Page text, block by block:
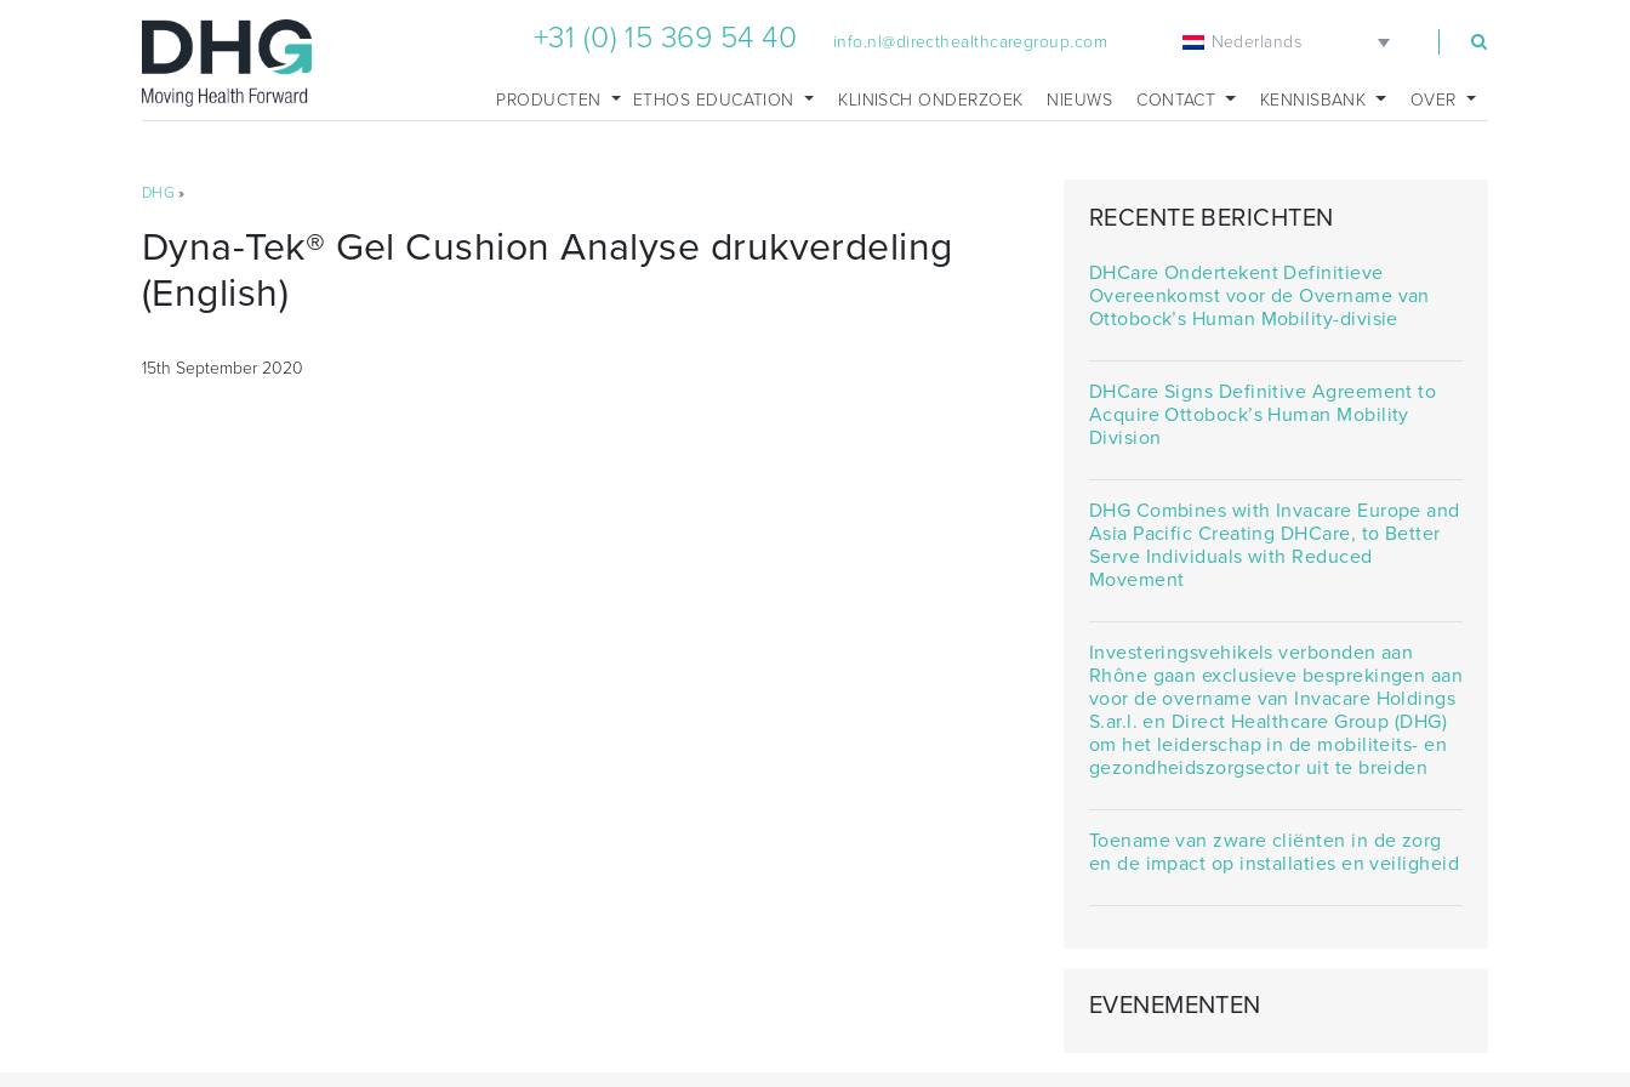
+31 (0) 15 369 54 40 info.nl@directhealthcaregroup.com Nederlands
PRODUCTEN ETHOS EDUCATION KLINISCH ONDERZOEK NIEUWS CONTACT KENNISBANK OVER
DHG »
Dyna-Tek® Gel Cushion Analyse drukverdeling
(English)
15th September 2020
RECENTE BERICHTEN
DHCare Ondertekent Definitieve
Overeenkomst voor de Overname van
Ottobock’s Human Mobility-divisie
DHCare Signs Definitive Agreement to
Acquire Ottobock’s Human Mobility
Division
DHG Combines with Invacare Europe and
Asia Pacific Creating DHCare, to Better
Serve Individuals with Reduced
Movement
Investeringsvehikels verbonden aan
Rhône gaan exclusieve besprekingen aan
voor de overname van Invacare Holdings
S.ar.l. en Direct Healthcare Group (DHG)
om het leiderschap in de mobiliteits- en
gezondheidszorgsector uit te breiden
Toename van zware cliënten in de zorg
en de impact op installaties en veiligheid
EVENEMENTEN